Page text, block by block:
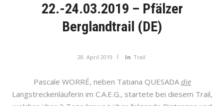
22.-24.03.2019 – Pfälzer
Berglandtrail (DE)
28. April 2019 In Trail
Pascale WORRÉ, neben Tatiana QUESADAdie
Langstreckenläuferin im C.A.E.G., startete bei diesem Trail,